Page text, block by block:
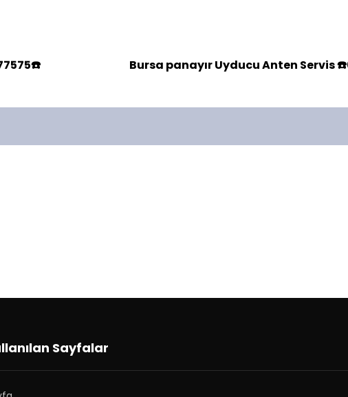
Bursa panayır Uyducu Anten Servis
Sayfalar